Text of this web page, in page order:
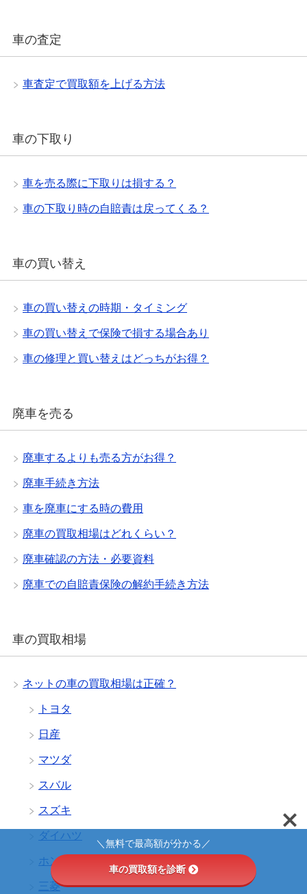
車の査定
車査定で買取額を上げる方法
車の下取り
車を売る際に下取りは損する？
車の下取り時の自賠責は戻ってくる？
車の買い替え
車の買い替えの時期・タイミング
車の買い替えで保険で損する場合あり
車の修理と買い替えはどっちがお得？
廃車を売る
廃車するよりも売る方がお得？
廃車手続き方法
車を廃車にする時の費用
廃車の買取相場はどれくらい？
廃車確認の方法・必要資料
廃車での自賠責保険の解約手続き方法
車の買取相場
ネットの車の買取相場は正確？
トヨタ
日産
マツダ
スバル
スズキ
ダイハツ
ホンダ
三菱
＼無料で最高額が分かる／
車の買取額を診断